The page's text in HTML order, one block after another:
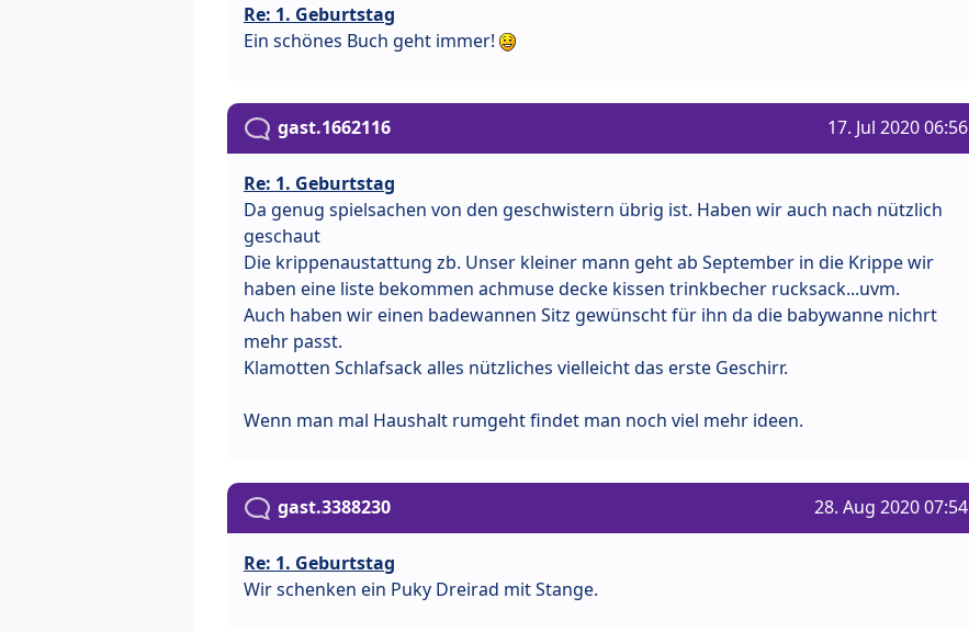
Re: 1. Geburtstag
Ein schönes Buch geht immer!
gast.1662116 17. Jul 2020 06:56
Re: 1. Geburtstag
Da genug spielsachen von den geschwistern übrig ist. Haben wir auch nach nützlich
geschaut
Die krippenaustattung zb. Unser kleiner mann geht ab September in die Krippe wir
haben eine liste bekommen achmuse decke kissen trinkbecher rucksack...uvm.
Auch haben wir einen badewannen Sitz gewünscht für ihn da die babywanne nichrt
mehr passt.
Klamotten Schlafsack alles nützliches vielleicht das erste Geschirr.
Wenn man mal Haushalt rumgeht findet man noch viel mehr ideen.
gast.3388230 28. Aug 2020 07:54
Re: 1. Geburtstag
Wir schenken ein Puky Dreirad mit Stange.